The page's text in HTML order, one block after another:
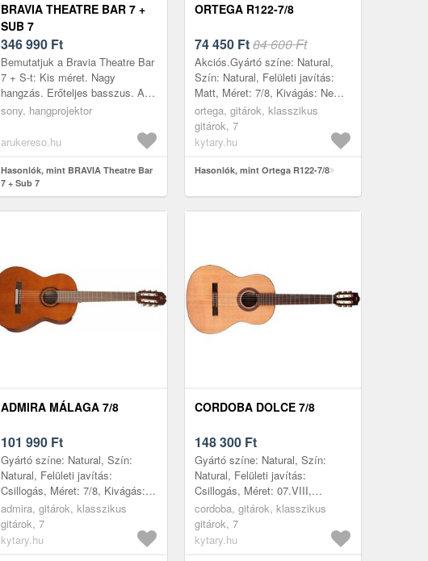
BRAVIA THEATRE BAR 7 +
SUB 7
346 990 Ft
Bemutatjuk a Bravia Theatre Bar
7 + S-t: Kis méret. Nagy
hangzás. Erőteljes basszus. Az
innovatív 360 Spatial Sound
Son...
sony, hangprojektor
arukereso.hu
Hasonlók, mint BRAVIA Theatre Bar
7 + Sub 7
ORTEGA R122-7/8
74 450 Ft84 600 Ft
Akciós.Gyártó színe: Natural,
Szín: Natural, Felületi javítás:
Matt, Méret: 7/8, Kivágás: Nem,
Korpusz: Rétegelt, Első lap:
Cédrusfa, Hátsó lap:
Mahagóni,...
ortega, gitárok, klasszikus
gitárok, 7
kytary.hu
Hasonlók, mint Ortega R122-7/8
ADMIRA MÁLAGA 7/8
101 990 Ft
Gyártó színe: Natural, Szín:
Natural, Felületi javítás:
Csillogás, Méret: 7/8, Kivágás:
Nem, Korpusz: Félmasszív, Első
lap: Cédrusfa-masszív, Hátsó...
admira, gitárok, klasszikus
gitárok, 7
kytary.hu
CORDOBA DOLCE 7/8
148 300 Ft
Gyártó színe: Natural, Szín:
Natural, Felületi javítás:
Csillogás, Méret: 07.VIII,
Kivágás: Nem, Korpusz:
Félmasszív, Első lap: Cédrusfa-
masszív, H...
cordoba, gitárok, klasszikus
gitárok, 7
kytary.hu